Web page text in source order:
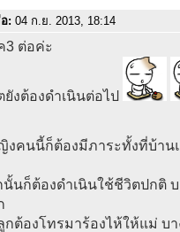
: 04 ก.ย. 2013, 18:14
3 ต่อค่ะ
ยังต้องดำเนินต่อไป
งคนนี้ก็ต้องมีภาระทั้งที่บ้าน
นั้นก็ต้องดำเนินใช้ชีวิตปกติ
กต้องโทรมาร้องไห้ให้แม่ บ